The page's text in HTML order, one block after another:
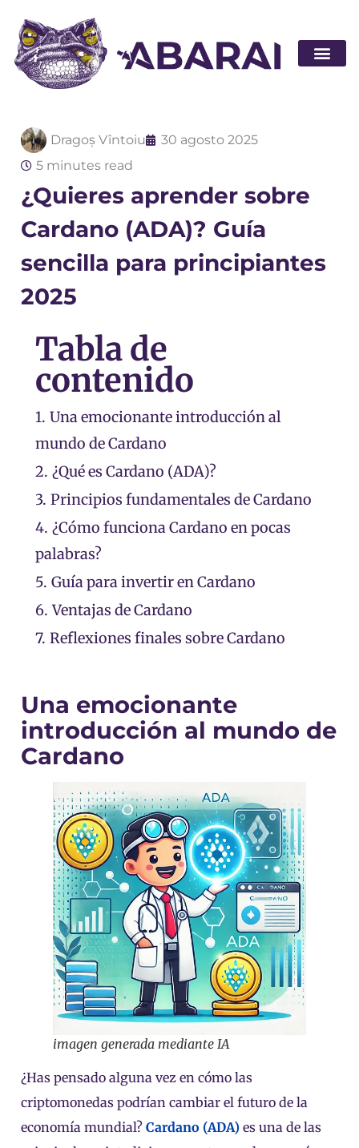
Dragoș Vîntoiu
30 agosto 2025
5 minutes read
¿Quieres aprender sobre
Cardano (ADA)? Guía
sencilla para principiantes
2025
Tabla de
contenido
1. Una emocionante introducción al
mundo de Cardano
2. ¿Qué es Cardano (ADA)?
3. Principios fundamentales de Cardano
4. ¿Cómo funciona Cardano en pocas
palabras?
5. Guía para invertir en Cardano
6. Ventajas de Cardano
7. Reflexiones finales sobre Cardano
Una emocionante
introducción al mundo de
Cardano
imagen generada mediante IA
¿Has pensado alguna vez en cómo las
criptomonedas podrían cambiar el futuro de la
economía mundial? Cardano (ADA) es una de las